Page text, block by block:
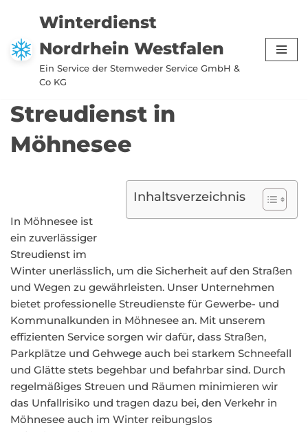
Zum
Inhalt
springen
Winterdienst
Nordrhein Westfalen
Ein Service der Stemweder Service GmbH &
Co KG
Streudienst in
Möhnesee
Inhaltsverzeichnis
In Möhnesee ist
ein zuverlässiger
Streudienst im
Winter unerlässlich, um die Sicherheit auf den Straßen
und Wegen zu gewährleisten. Unser Unternehmen
bietet professionelle Streudienste für Gewerbe- und
Kommunalkunden in Möhnesee an. Mit unserem
effizienten Service sorgen wir dafür, dass Straßen,
Parkplätze und Gehwege auch bei starkem Schneefall
und Glätte stets begehbar und befahrbar sind. Durch
regelmäßiges Streuen und Räumen minimieren wir
das Unfallrisiko und tragen dazu bei, den Verkehr in
Möhnesee auch im Winter reibungslos